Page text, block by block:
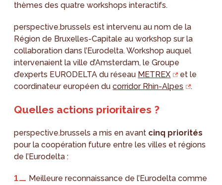
thèmes des quatre workshops interactifs.
perspective.brussels est intervenu au nom de la
Région de Bruxelles-Capitale au workshop sur la
collaboration dans l’Eurodelta. Workshop auquel
intervenaient la ville d’Amsterdam, le Groupe
d’experts EURODELTA du réseau METREX
et le
coordinateur européen ducorridor Rhin-Alpes .
Quelles actions prioritaires ?
perspective.brussels a mis en avant cinq priorités
pour la coopération future entre les villes et régions
de l’Eurodelta :
Meilleure reconnaissance de l’Eurodelta comme